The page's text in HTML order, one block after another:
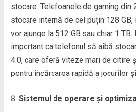
stocare. Telefoanele de gaming din
stocare internă de cel puțin 128
vor ajunge la 512 GB sau chiar 1
important ca telefonul să aibă
4.0, care oferă viteze mari de citire
pentru încărcarea rapidă a jocurilor
Sistemul de operare și